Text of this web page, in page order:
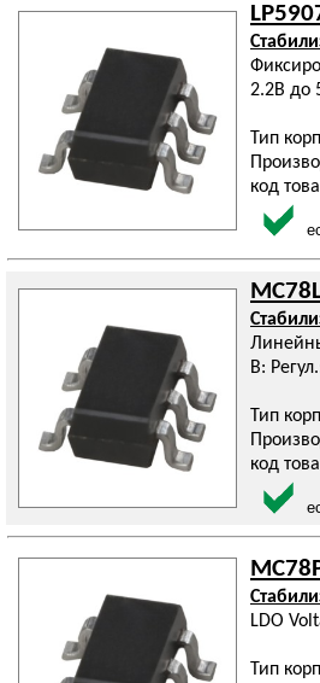
2.2В до
Тип
код
В:
Тип
код
LDO
Тип